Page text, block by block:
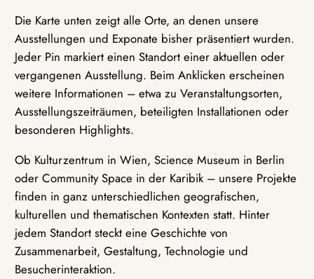
Die Karte unten zeigt alle Orte, an denen unsere
Ausstellungen und Exponate bisher präsentiert wurden.
Jeder Pin markiert einen Standort einer aktuellen oder
vergangenen Ausstellung. Beim Anklicken erscheinen
weitere Informationen – etwa zu Veranstaltungsorten,
Ausstellungszeiträumen, beteiligten Installationen oder
besonderen Highlights.
Ob Kulturzentrum in Wien, Science Museum in Berlin
oder Community Space in der Karibik – unsere Projekte
finden in ganz unterschiedlichen geografischen,
kulturellen und thematischen Kontexten statt. Hinter
jedem Standort steckt eine Geschichte von
Zusammenarbeit, Gestaltung, Technologie und
Besucherinteraktion.